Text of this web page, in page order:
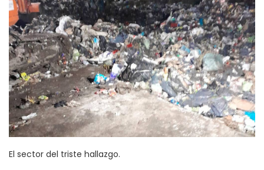
El sector del triste hallazgo.